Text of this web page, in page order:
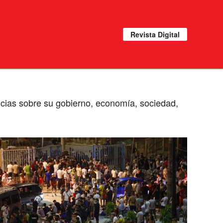
Revista Digital
sobre su gobierno, economía, sociedad,